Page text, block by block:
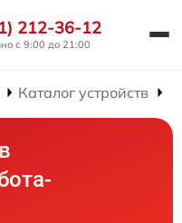
212-36-12
с 9:00 до 21:00
Каталог устройств